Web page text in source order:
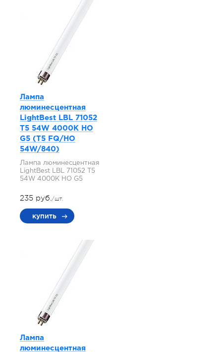
Лампа
люминесцентная
LightBest LBL 71052
T5 54W 4000K HO
G5 (T5 FQ/HO
54W/840)
Лампа люминесцентная
LightBest LBL 71052 T5
54W 4000K HO G5
235 руб./шт.
купить
Лампа
люминесцентная